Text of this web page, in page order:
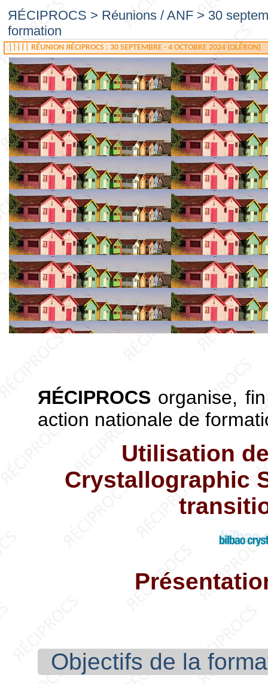
ЯÉCIPROCS > Réunions / ANF > 30
formation
||||| RÉUNION ЯÉCIPROCS : 30 SEPTEMBRE - 4 OCTOBRE 2024 (OLÉRON)
ЯÉCIPROCS organise,
action nationale de
Utilisation
Crystallographic
Objectifs de la